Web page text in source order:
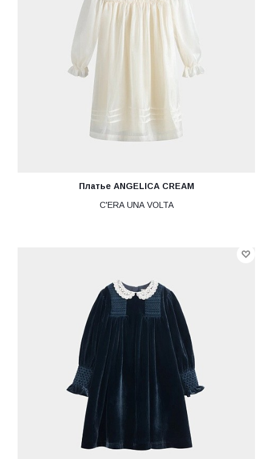
Платье ANGELICA CREAM
C'ERA UNA VOLTA